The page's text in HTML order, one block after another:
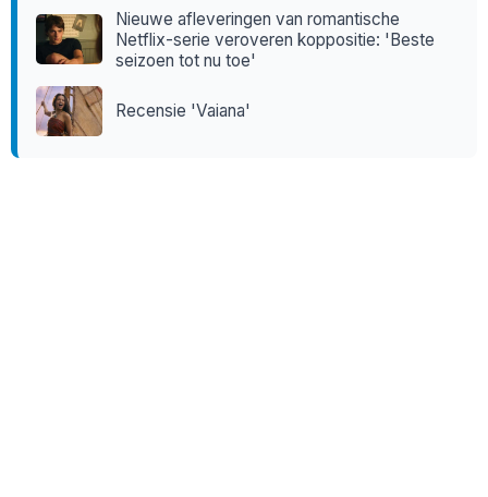
Nieuwe afleveringen van romantische
Netflix-serie veroveren koppositie: 'Beste
seizoen tot nu toe'
Recensie 'Vaiana'